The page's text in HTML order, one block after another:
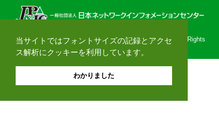
当サイトではフォントサイズの記録とアクセ
ス解析にクッキーを利用しています。
わかりました
Copyright© 1996-2026 Japan Network Information Center. All Rights
Reserved.